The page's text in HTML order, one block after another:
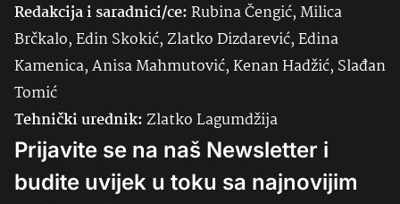
Redakcija i saradnici/ce:Rubina Čengić, Milica
Brčkalo, Edin Skokić, Zlatko Dizdarević, Edina
Kamenica, Anisa Mahmutović, Kenan Hadžić, Slađan
Tomić
Tehnički urednik:Zlatko Lagumdžija
Prijavite se na naš Newsletter i
budite uvijek u toku sa najnovijim